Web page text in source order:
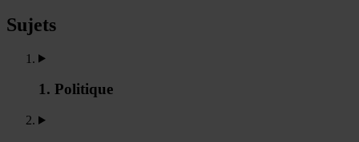
Sujets
1. Politique